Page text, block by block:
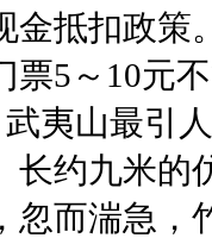
金抵扣政策
票5～10元
山最引人
长约九米的
忽而湍急，